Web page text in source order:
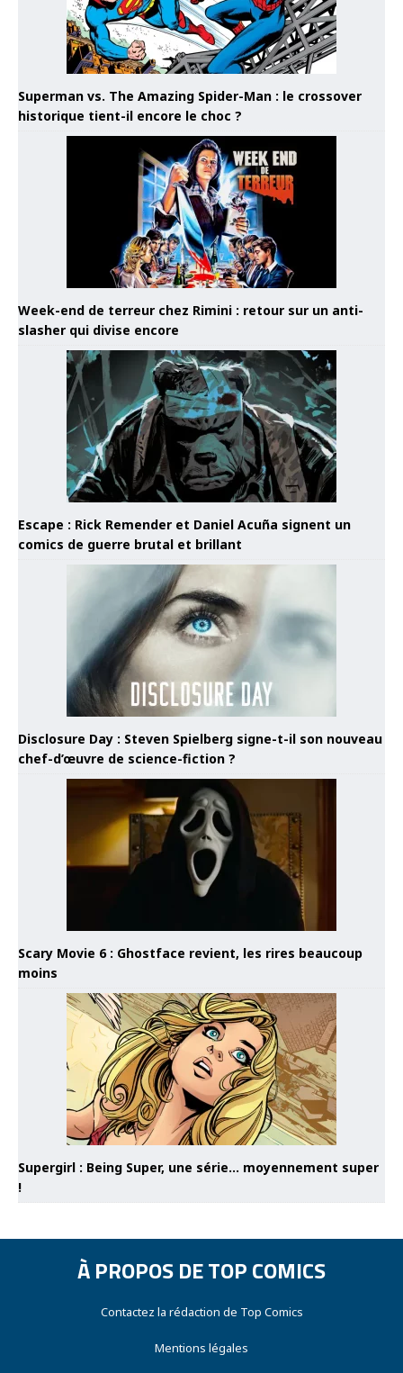
Superman vs. The Amazing Spider-Man : le crossover
historique tient-il encore le choc ?
Week-end de terreur chez Rimini : retour sur un anti-
slasher qui divise encore
Escape : Rick Remender et Daniel Acuña signent un
comics de guerre brutal et brillant
Disclosure Day : Steven Spielberg signe-t-il son nouveau
chef-d’œuvre de science-fiction ?
Scary Movie 6 : Ghostface revient, les rires beaucoup
moins
Supergirl : Being Super, une série… moyennement super
!
À PROPOS DE TOP COMICS
Contactez la rédaction de Top Comics
Mentions légales